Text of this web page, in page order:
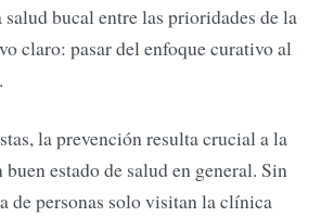
bucal entre las prioridades de la
claro: pasar del enfoque curativo al
la prevención resulta crucial a la
estado de salud en general. Sin
de personas solo visitan la clínica